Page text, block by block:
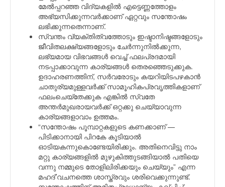
മേല്‍പ്പറഞ്ഞ വിദ്യകളില്‍ എട്ടെണ്ണത്തോളം
അഭ്യസിക്കുന്നവര്‍ക്കാണ് ഏറ്റവും സന്തോഷം
ലഭിക്കുന്നതെന്നാണ്.
സ്വന്തം വ്യക്തിത്വത്തോടും ഇഷ്ടാനിഷ്ടങ്ങളോടും
ജീവിതലക്ഷ്യങ്ങളോടും ചേര്‍ന്നുനില്‍ക്കുന്ന,
ലഭ്യമായ വിഭവങ്ങള്‍ വെച്ച് ഫലപ്രദമായി
നടപ്പാക്കാവുന്ന കാര്യങ്ങള്‍ തെരഞ്ഞെടുക്കുക.
ഉദാഹരണത്തിന്, സര്‍വരോടും കയറിയിടപഴകാന്‍
ചാതുര്യമുള്ളവര്‍ക്ക് സാമൂഹികപ്രവൃത്തികളാണ്
ഫലംചെയ്തേക്കുക എങ്കില്‍ സ്വതേ
അന്തര്‍മുഖരായവര്‍ക്ക് ഒറ്റക്കു ചെയ്യാവുന്ന
കാര്യങ്ങളാവാം ഉത്തമം.
“സന്തോഷം പൂമ്പാറ്റകളുടെ കണക്കാണ് —
പിടിക്കാനായി പിറകേ കൂടിയാല്‍
ഓടിയകന്നുകൊണ്ടേയിരിക്കും. അതിനെവിട്ടു നാം
മറ്റു കാര്യങ്ങളില്‍ മുഴുകിത്തുടങ്ങിയാല്‍ പതിയെ
വന്നു നമ്മുടെ തോളിലിരിക്കയും ചെയ്യും” എന്ന
മഹദ്’വചനത്തെ ശാസ്ത്രവും ശരിവെക്കുന്നുണ്ട്.